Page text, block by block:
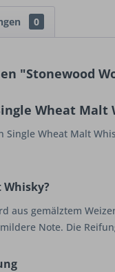
0
"Stonewood
Wheat Malt
Single Wheat Malt
aus gemälztem
Note. Die